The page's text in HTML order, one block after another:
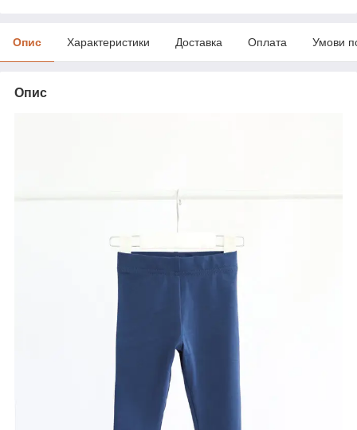
Опис Характеристики Доставка Оплата Умови
Опис